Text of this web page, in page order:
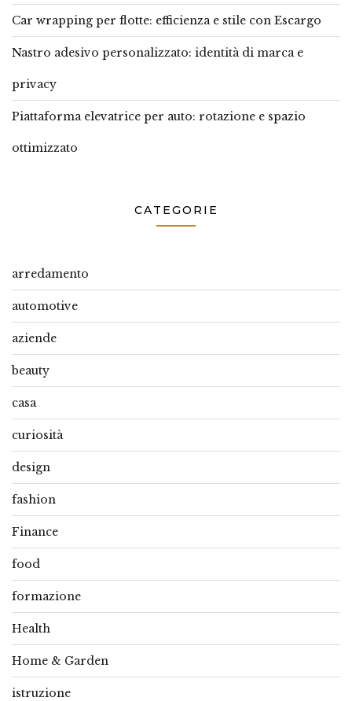
Car wrapping per flotte: efficienza e stile con Escargo
Nastro adesivo personalizzato: identità di marca e
privacy
Piattaforma elevatrice per auto: rotazione e spazio
ottimizzato
CATEGORIE
arredamento
automotive
aziende
beauty
casa
curiosità
design
fashion
Finance
food
formazione
Health
Home & Garden
istruzione